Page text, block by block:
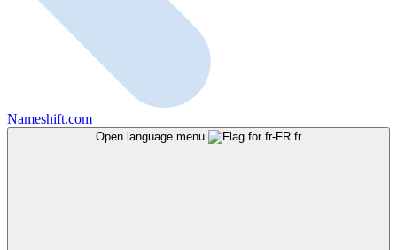
Nameshift.com
Open language menu fr